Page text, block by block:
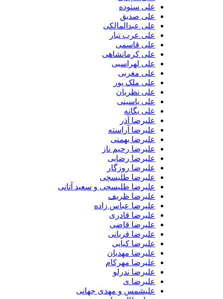
علی ستوده
علی صدیق
علی عبدالمالکی
علی عرب تبار
علی قاسمی
علی کرمانشاهی
علی لهراسبی
علی مغربی
علی ملک پور
علی نظریان
علی یاسینی
علی یگانه
علیرضا آذر
علیرضا آراسته
علیرضا بهمنی
علیرضا رحیم ناز
علیرضا رضایی
علیرضا روزگار
علیرضا طلیسچی
علیرضا طلیسچی و سعید آتانی
علیرضا ظریف
علیرضا عباس زاده
علیرضا قادری
علیرضا قاضی
علیرضا قربانی
علیرضا کیایی
علیرضا مهدیان
علیرضا مهرکام
علیرضا ندرلو
علیرضا ی
علیشمس و مهدی جهانی